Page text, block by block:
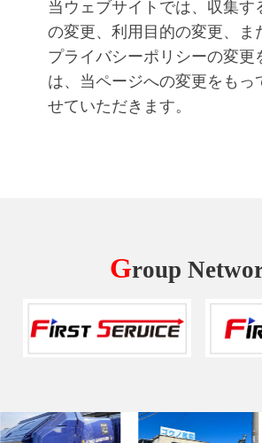
当ウェブサイトでは、収集す
の変更、利用目的の変更、ま
プライバシーポリシーの変更
は、当ページへの変更をもっ
せていただきます。
Group